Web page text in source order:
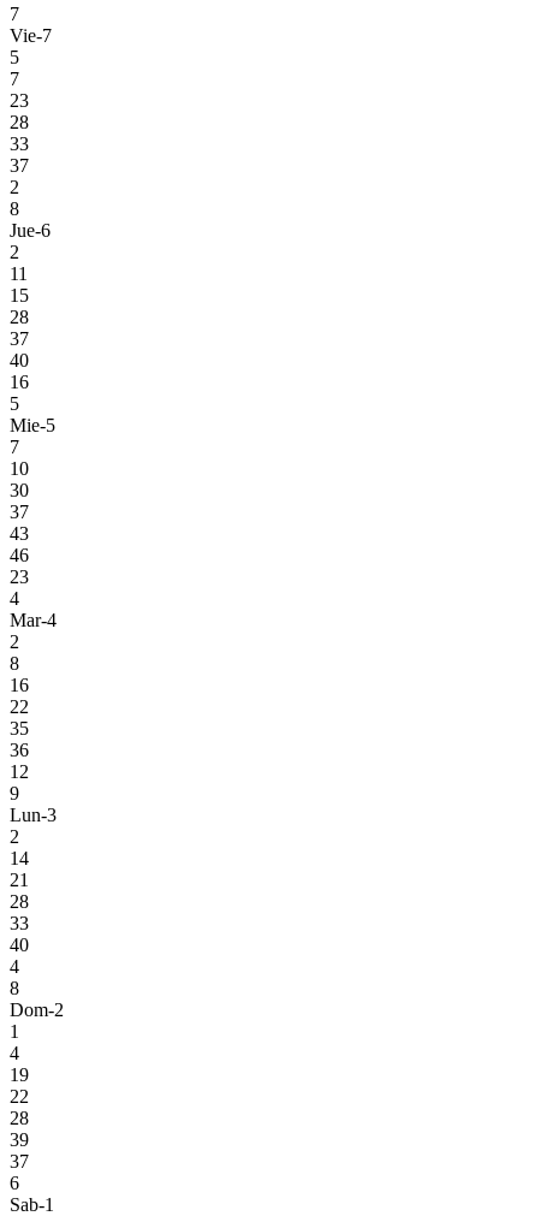
7
Vie-7
5
7
23
28
33
37
2
8
Jue-6
2
11
15
28
37
40
16
5
Mie-5
7
10
30
37
43
46
23
4
Mar-4
2
8
16
22
35
36
12
9
Lun-3
2
14
21
28
33
40
4
8
Dom-2
1
4
19
22
28
39
37
6
Sab-1